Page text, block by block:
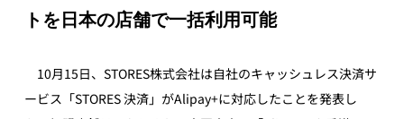
トを日本の店舗で一括利用可能
10月15日、STORES株式会社は自社のキャッシュレス決済サ
ービス「STORES 決済」がAlipay+に対応したことを発表し